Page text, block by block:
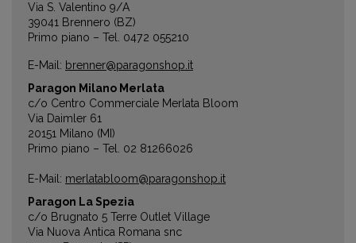
Via S. Valentino 9/A
39041 Brennero (BZ)
Primo piano – Tel. 0472 055210
E-Mail: brenner@paragonshop.it
Paragon Milano Merlata
c/o Centro Commerciale Merlata Bloom
Via Daimler 61
20151 Milano (MI)
Primo piano – Tel. 02 81266026
E-Mail: merlatabloom@paragonshop.it
Paragon La Spezia
c/o Brugnato 5 Terre Outlet Village
Via Nuova Antica Romana snc